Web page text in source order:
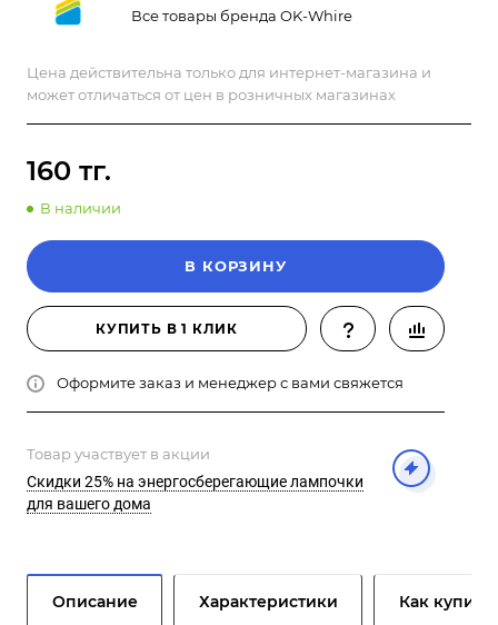
Все товары бренда OK-Whire
Цена действительна только для интернет-магазина и
может отличаться от цен в розничных магазинах
160 тг.
В наличии
В КОРЗИНУ
КУПИТЬ В 1 КЛИК
Оформите заказ и менеджер с вами свяжется
Товар участвует в акции
Скидки 25% на энергосберегающие лампочки
для вашего дома
Описание Характеристики Как купить